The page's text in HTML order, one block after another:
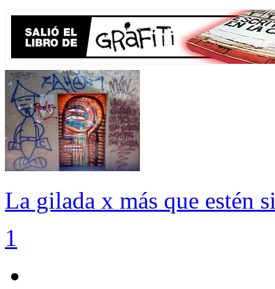
La gilada x más que estén
1